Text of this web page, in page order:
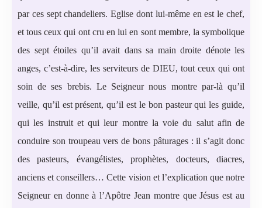
par ces sept chandeliers. Eglise dont lui-même en est le chef,
et tous ceux qui ont cru en lui en sont membre, la symbolique
des sept étoiles qu’il avait dans sa main droite dénote les
anges, c’est-à-dire, les serviteurs de DIEU, tout ceux qui ont
soin de ses brebis. Le Seigneur nous montre par-là qu’il
veille, qu’il est présent, qu’il est le bon pasteur qui les guide,
qui les instruit et qui leur montre la voie du salut afin de
conduire son troupeau vers de bons pâturages : il s’agit donc
des pasteurs, évangélistes, prophètes, docteurs, diacres,
anciens et conseillers… Cette vision et l’explication que notre
Seigneur en donne à l’Apôtre Jean montre que Jésus est au